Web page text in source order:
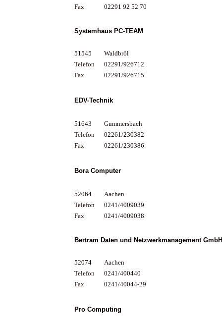
Fax
02291 92 52 70
Systemhaus PC-TEAM
51545
Waldbröl
Telefon
02291/926712
Fax
02291/926715
EDV-Technik
51643
Gummersbach
Telefon
02261/230382
Fax
02261/230386
Bora Computer
52064
Aachen
Telefon
0241/4009039
Fax
0241/4009038
Bertram Daten und Netzwerkmanagement GmbH
52074
Aachen
Telefon
0241/400440
Fax
0241/40044-29
Pro Computing